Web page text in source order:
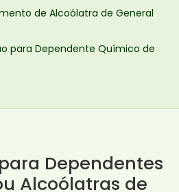
de Alcoólatra de General
para Dependente Químico de
Dependentes
Alcoólatras de